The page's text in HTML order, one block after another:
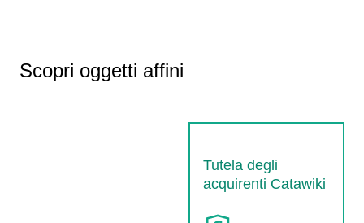
Scopri oggetti affini
Tutela degli
acquirenti Catawiki